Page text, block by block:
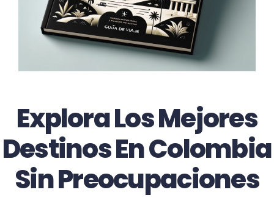
Explora Los Mejores
Destinos En Colombia
Sin Preocupaciones